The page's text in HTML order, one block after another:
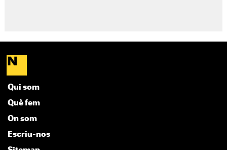
Qui som
Què fem
On som
Escriu-nos